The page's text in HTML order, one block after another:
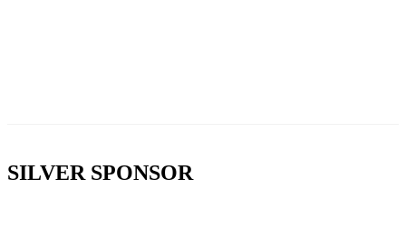
SILVER SPONSOR